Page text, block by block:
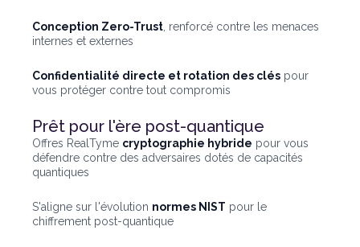
Conception Zero-Trust , renforcé contre les menaces
internes et externes
Confidentialité directe et rotation des clés pour
vous protéger contre tout compromis
Prêt pour l'ère post-quantique
Offres RealTyme cryptographie hybride pour vous
défendre contre des adversaires dotés de capacités
quantiques
S'aligne sur l'évolution normes NIST pour le
chiffrement post-quantique